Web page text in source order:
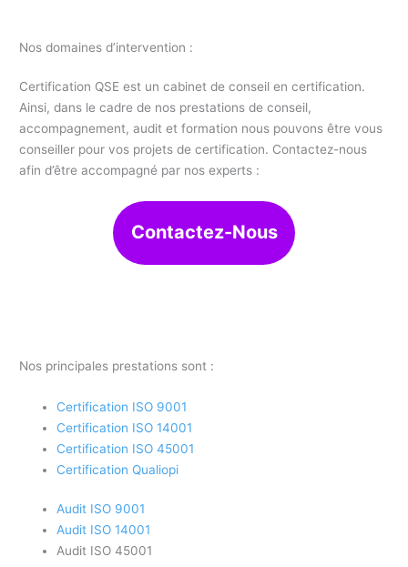
Nos domaines d’intervention :
Certification QSE est un cabinet de conseil en certification.
Ainsi, dans le cadre de nos prestations de conseil,
accompagnement, audit et formation nous pouvons être vous
conseiller pour vos projets de certification. Contactez-nous
afin d’être accompagné par nos experts :
Contactez-Nous
Nos principales prestations sont :
Certification ISO 9001
Certification ISO 14001
Certification ISO 45001
Certification Qualiopi
Audit ISO 9001
Audit ISO 14001
Audit ISO 45001